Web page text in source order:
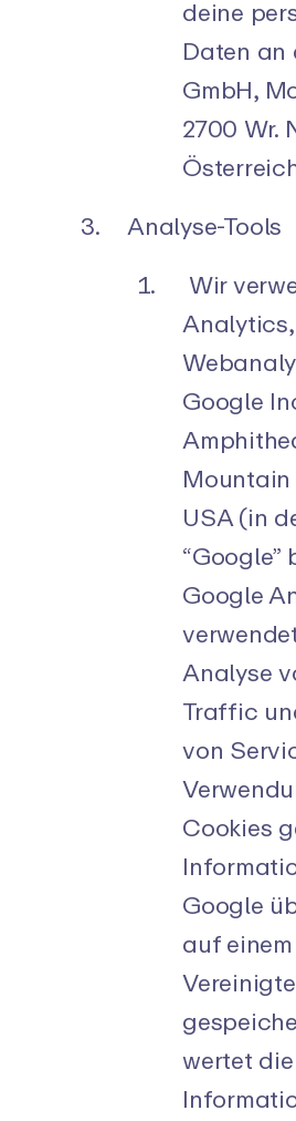
deine
Daten an
GmbH,
2700 Wr.
Analyse-Tools
Wir
Google
Mountain
USA (in
“Google”
Google
Analyse
Traffic
von
Cookies
Google
auf
wertet